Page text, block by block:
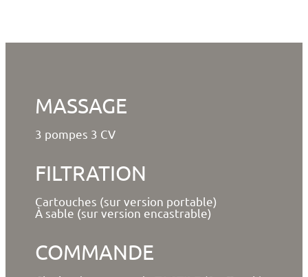
MASSAGE
3 pompes 3 CV
FILTRATION
Cartouches (sur version portable)
À sable (sur version encastrable)
COMMANDE